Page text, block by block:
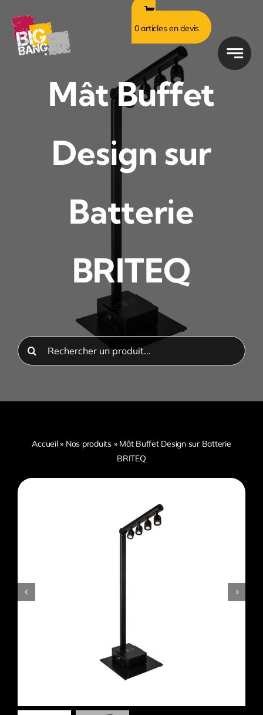
contenu
0 articles en devis
Mât Buffet
Design sur
Batterie
BRITEQ
Rechercher:
Accueil» Nos produits» Mât Buffet Design sur Batterie
BRITEQ